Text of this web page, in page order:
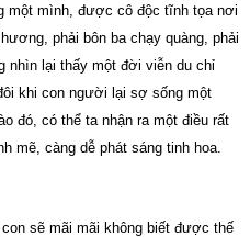
một mình, được cô độc tĩnh tọa nơi
phải bôn ba chạy quàng, phải
nhìn lại thấy một đời viễn du chỉ
khi con người lại sợ sống một
đó, có thể ta nhận ra một điều rất
mẽ, càng dễ phát sáng tinh hoa.
sẽ mãi mãi không biết được thế